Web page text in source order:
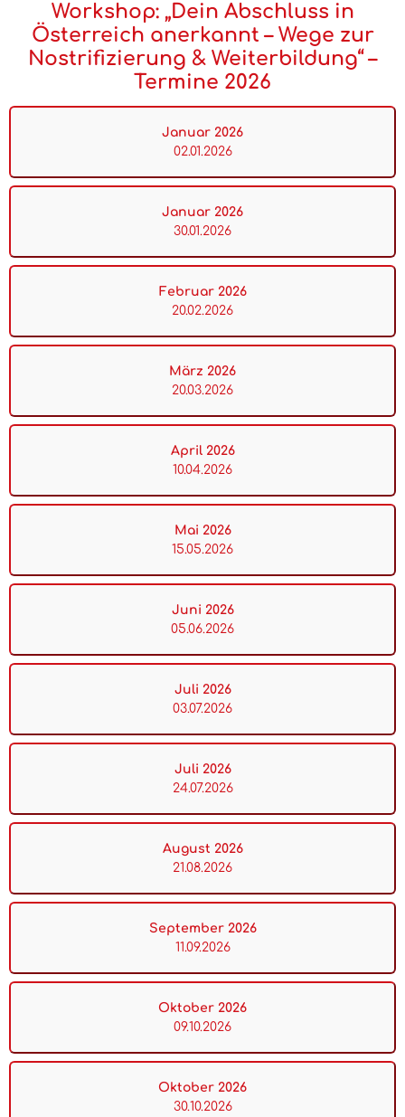
Workshop: „Dein Abschluss in
Österreich anerkannt – Wege zur
Nostrifizierung & Weiterbildung“ –
Termine 2026
Januar 2026
02.01.2026
Januar 2026
30.01.2026
Februar 2026
20.02.2026
März 2026
20.03.2026
April 2026
10.04.2026
Mai 2026
15.05.2026
Juni 2026
05.06.2026
Juli 2026
03.07.2026
Juli 2026
24.07.2026
August 2026
21.08.2026
September 2026
11.09.2026
Oktober 2026
09.10.2026
Oktober 2026
30.10.2026